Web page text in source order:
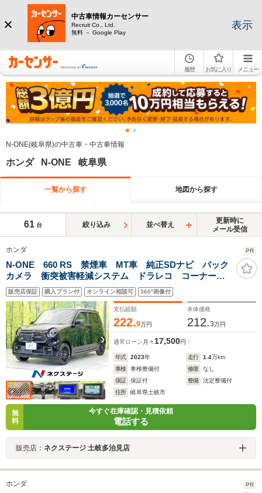
中古車情報カーセンサー
Recruit Co., Ltd.
無料 － Google Play
表示
履歴 お気に入り メニュー
N-ONE(岐阜県)の中古車・中古車情報
ホンダ N-ONE 岐阜県
一覧から探す 地図から探す
61 台 絞り込み 並べ替え
更新時に
メール受信
ホンダ PR
N-ONE 660 RS 禁煙車 MT車 純正SDナビ バック
カメラ 衝突被害軽減システム ドラレコ コーナーセ
ンサー スマートキー LEDヘッド ビルトインETC
純正15インチアルミ オートライト オートエアコン
販売店保証 購入プラン付 オンライン相談可 360°画像付
支払総額
222.9万円
本体価格
212.3万円
通常ローン 月々17,500円
年式 2023年 走行 1.4万km
車検
車検整備付 修復
なし
保証
保証付 整備
法定整備付
住所
岐阜県土岐市
無
料
今すぐ在庫確認・見積依頼
電話する
販売店： ネクステージ 土岐多治見店
ホンダ PR